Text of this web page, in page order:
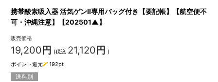
携帯酸素吸入器 活気ゲンⅡ専用バッグ付き【要記帳】【航空便不
可・沖縄注意】【202501▲】
販売価格
19,200 円 (税込 21,120 円 )
ポイント還元
192pt
送料別